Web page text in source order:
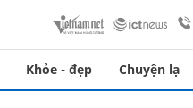
Khỏe - đẹp Chuyện lạ